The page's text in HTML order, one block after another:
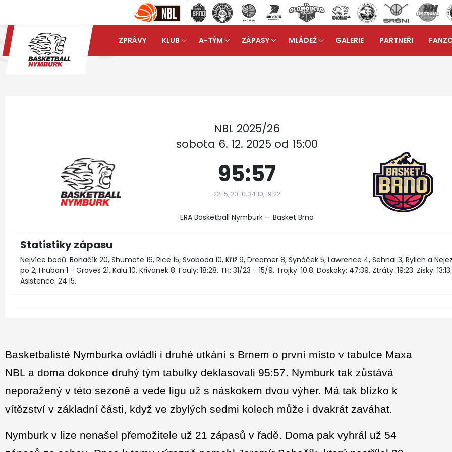
ZPRÁVY KLUB A-TÝM ZÁPASY MLÁDEŽ GALERIE PARTNEŘI
NBL 2025/26
sobota 6. 12. 2025 od 15:00
95:57
22:15, 20:10, 34:10, 19:22
ERA Basketball Nymburk — Basket Brno
Statistiky zápasu
Nejvíce bodů: Bohačík 20, Shumate 16, Rice 15, Svoboda 10, Kříž 9, Dreamer 8, Synáček 5, Lawrence 4, Sehnal 3, Rylich a
po 2, Hruban 1 - Groves 21, Kalu 10, Křivánek 8. Fauly: 18:28. TH: 31/23 - 15/9. Trojky: 10:8. Doskoky: 47:39. Ztráty: 19:23. Zisky: 13:13.
Asistence: 24:15.
Basketbalisté Nymburka ovládli i druhé utkání s Brnem o první místo v tabulce Maxa
NBL a doma dokonce druhý tým tabulky deklasovali 95:57. Nymburk tak zůstává
neporažený v této sezoně a vede ligu už s náskokem dvou výher. Má tak blízko k
vítězství v základní části, když ve zbylých sedmi kolech může i dvakrát zaváhat.
Nymburk v lize nenašel přemožitele už 21 zápasů v řadě. Doma pak vyhrál už 54